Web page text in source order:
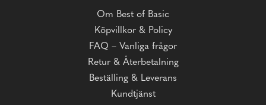
Om Best of Basic
Köpvillkor & Policy
FAQ – Vanliga frågor
Retur & Återbetalning
Beställing & Leverans
Kundtjänst